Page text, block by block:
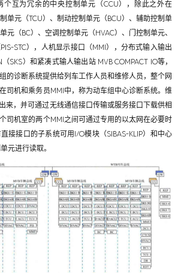
个互为冗余的中央控制单元（CCU），除此之外在
单元（TCU）、制动控制单元（BCU）、辅助控制单
元（BC）、空调控制单元（HVAC）、门控制单元、
STC），人机显示接口（MMI），分布式输入输出
（SKS）和紧凑式输人输出站 MVB COMPACT IO等，
的诊断系统提供给列车工作人员和维修人员，整个网
司机和乘务员MMI中，称为动车组中心诊断系统。维
来，并可通过无线通信接口传输或服务接口下载供相
司机室的两个MMI之间可通过专用的以太网在必要时
接接口的子系统可用I/O模块（SIBAS-KLIP）和中心
元进行读取。